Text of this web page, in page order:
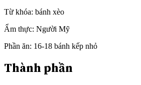
Từ khóa: bánh xèo
Ẩm thực: Người Mỹ
Phần ăn: 16-18 bánh kếp nhỏ
Thành phần